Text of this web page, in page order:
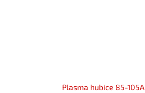
Plasma hubice 85-105A